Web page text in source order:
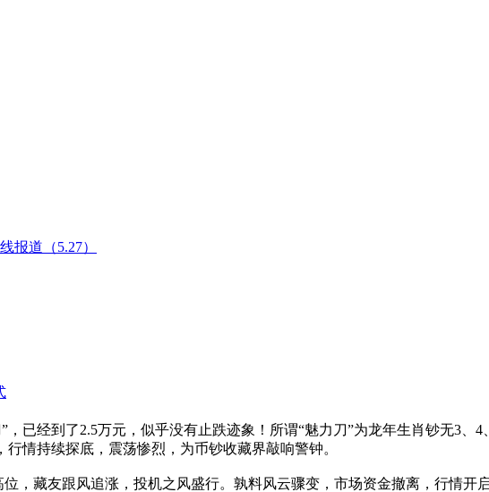
报道（5.27）
已经到了2.5万元，似乎没有止跌迹象！所谓“魅力刀”为龙年生肖钞无3、
情持续探底，震荡惨烈，为币钞收藏界敲响警钟。
藏友跟风追涨，投机之风盛行。孰料风云骤变，市场资金撤离，行情开